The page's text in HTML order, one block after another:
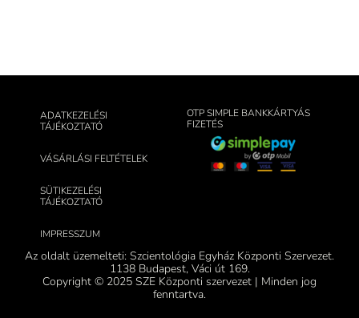
ADATKEZELÉSI
TÁJÉKOZTATÓ
VÁSÁRLÁSI FELTÉTELEK
SÜTIKEZELÉSI
TÁJÉKOZTATÓ
IMPRESSZUM
OTP SIMPLE BANKKÁRTYÁS
FIZETÉS
Az oldalt üzemelteti: Szcientológia Egyház Központi Szervezet.
1138 Budapest, Váci út 169.
Copyright © 2025 SZE Központi szervezet | Minden jog
fenntartva.